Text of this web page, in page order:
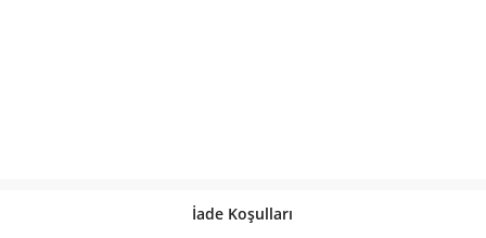
İade Koşulları